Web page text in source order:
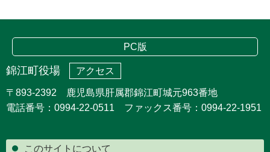
PC版
錦江町役場 アクセス
〒893-2392 鹿児島県肝属郡錦江町城元963番地
電話番号：0994-22-0511 ファックス番号：0994-22-1951
このサイトについて